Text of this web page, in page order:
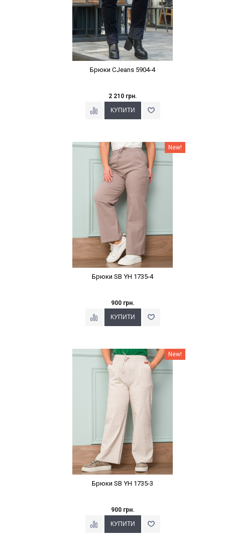
Брюки CJeans 5904-4
2 210 грн.
Наклейки Варіант з % New!
Брюки SB YH 1735-4
900 грн.
Наклейки Варіант з % New!
Брюки SB YH 1735-3
900 грн.